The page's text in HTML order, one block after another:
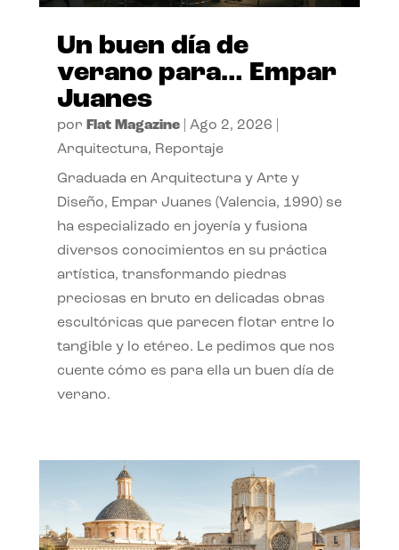
Un buen día de
verano para… Empar
Juanes
por Flat Magazine| Ago 2, 2026
Arquitectura, Reportaje
Graduada en Arquitectura y Arte y
Diseño, Empar Juanes (Valencia, 1990) se
ha especializado en joyería y fusiona
diversos conocimientos en su práctica
artística, transformando piedras
preciosas en bruto en delicadas obras
escultóricas que parecen flotar entre lo
tangible y lo etéreo. Le pedimos que nos
cuente cómo es para ella un buen día de
verano.